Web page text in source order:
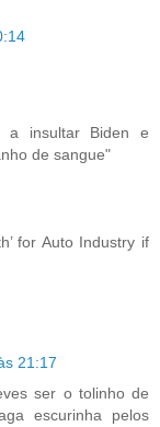
a insultar Biden e
de sangue"
for Auto Industry if
21:17
ser o tolinho de
escurinha pelos